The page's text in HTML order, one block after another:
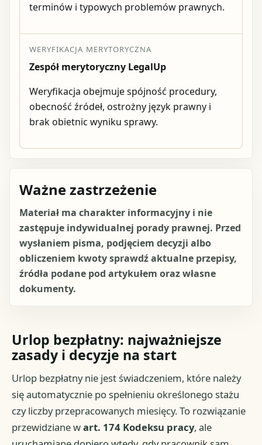
terminów i typowych problemów prawnych.
WERYFIKACJA MERYTORYCZNA
Zespół merytoryczny LegalUp
Weryfikacja obejmuje spójność procedury,
obecność źródeł, ostrożny język prawny i
brak obietnic wyniku sprawy.
Ważne zastrzeżenie
Materiał ma charakter informacyjny i nie
zastępuje indywidualnej porady prawnej. Przed
wysłaniem pisma, podjęciem decyzji albo
obliczeniem kwoty sprawdź aktualne przepisy,
źródła podane pod artykułem oraz własne
dokumenty.
Urlop bezpłatny: najważniejsze
zasady i decyzje na start
Urlop bezpłatny nie jest świadczeniem, które należy
się automatycznie po spełnieniu określonego stażu
czy liczby przepracowanych miesięcy. To rozwiązanie
przewidziane wart. 174 Kodeksu pracy, ale